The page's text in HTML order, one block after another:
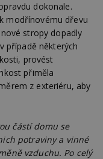
dokonale.
modřínovému dřevu
stropy dopadly
případě některých
provést
přiměla
z exteriéru, aby
částí domu se
potraviny a vinné
vzduchu. Po celý